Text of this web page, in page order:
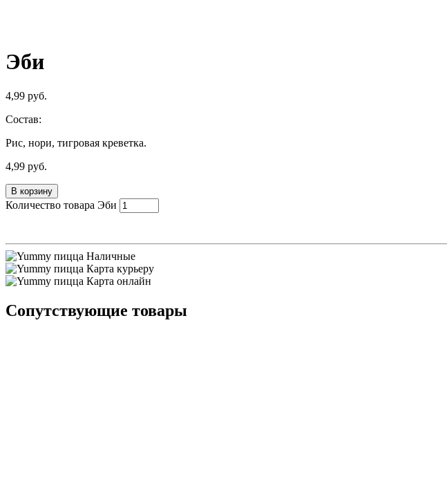
Эби
4,99 руб.
Состав:
Рис, нори, тигровая креветка.
4,99 руб.
В корзину
Количество товара Эби
Наличные
Карта курьеру
Карта онлайн
Сопутствующие товары